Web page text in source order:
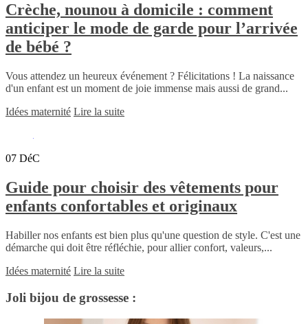
Crèche, nounou à domicile : comment
anticiper le mode de garde pour l’arrivée
de bébé ?
Vous attendez un heureux événement ? Félicitations ! La naissance
d'un enfant est un moment de joie immense mais aussi de grand...
Idées maternité Lire la suite
07 DéC
Guide pour choisir des vêtements pour
enfants confortables et originaux
Habiller nos enfants est bien plus qu'une question de style. C'est une
démarche qui doit être réfléchie, pour allier confort, valeurs,...
Idées maternité Lire la suite
Joli bijou de grossesse :